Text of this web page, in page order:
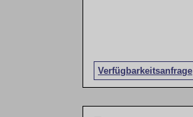
Verfügbarkeitsanfrage